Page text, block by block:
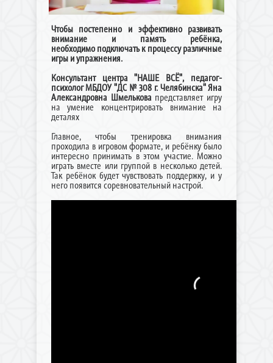
Чтобы постепенно и эффективно развивать
внимание и память ребёнка,
необходимо подключать к процессу различные
игры и упражнения.
Консультант центра "НАШЕ ВСЁ", педагог-
психолог МБДОУ "ДС № 308 г. Челябинска" Яна
Александровна Шмельковапредставляет игру
на умение концентрировать внимание на
деталях
Главное, чтобы тренировка внимания
проходила в игровом формате, и ребёнку было
интересно принимать в этом участие. Можно
играть вместе или группой в несколько детей.
Так ребёнок будет чувствовать поддержку, и у
него появится соревновательный настрой.